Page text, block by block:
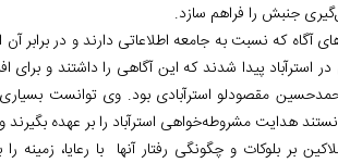
جنبش را فراهم سازد.
آگاه که نسبت به جامعه اطلاعاتی دارند و در
در استرآباد پیدا شدند که این آگاهی را داشتند و
مقصودلو استرآبادی بود. وی توانست
هدایت مشروطه‌خواهی استرآباد را بر عهده بگیرند و